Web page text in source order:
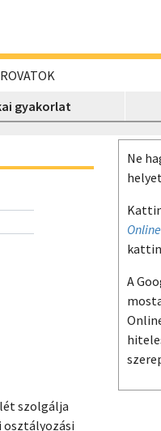
ROVATOK
gyakorlat
szolgálja
osztályozási
Ne
Online
A